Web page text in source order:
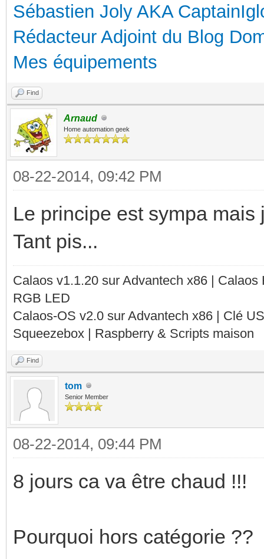
Sébastien Joly AKA
Rédacteur Adjoint du Blog
Mes équipements
Find
Arnaud
Home automation geek
08-22-2014, 09:42 PM
Le principe est sympa
Tant pis...
Calaos v1.1.20 sur Advantech x86 |
RGB LED
Calaos-OS v2.0 sur Advantech x86 | Clé
Squeezebox | Raspberry & Scripts maison
Find
tom
Senior Member
08-22-2014, 09:44 PM
8 jours ca va être chaud !!!
Pourquoi hors catégorie ??